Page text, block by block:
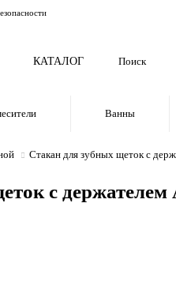
КАТАЛОГ
Ванны
Стакан для зубных щеток с
с